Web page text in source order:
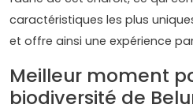
caractéristiques les plus
et offre ainsi une expérience
Meilleur moment
biodiversité de